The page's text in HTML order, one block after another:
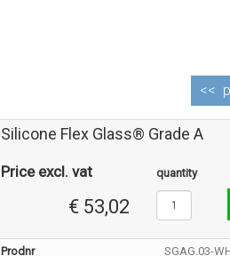
<<
Silicone Flex Glass® Grade A
Price excl. vat
€ 53,02
quantity
Prodnr SGAG.03-